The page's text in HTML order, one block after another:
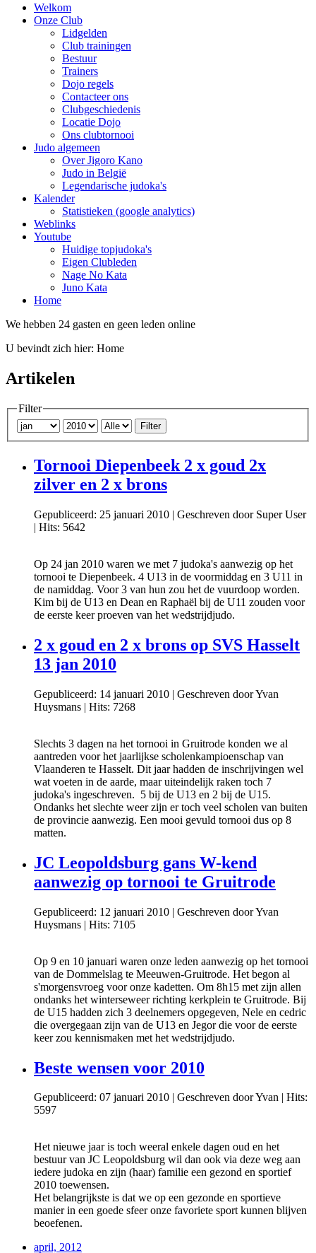
Welkom
Onze Club
Lidgelden
Club trainingen
Bestuur
Trainers
Dojo regels
Contacteer ons
Clubgeschiedenis
Locatie Dojo
Ons clubtornooi
Judo algemeen
Over Jigoro Kano
Judo in België
Legendarische judoka's
Kalender
Statistieken (google analytics)
Weblinks
Youtube
Huidige topjudoka's
Eigen Clubleden
Nage No Kata
Juno Kata
Home
We hebben 24 gasten en geen leden online
U bevindt zich hier: Home
Artikelen
Filter
Filter
Tornooi Diepenbeek 2 x goud 2x
zilver en 2 x brons
Gepubliceerd: 25 januari 2010 | Geschreven door Super User
| Hits: 5642
Op 24 jan 2010 waren we met 7 judoka's aanwezig op het
tornooi te Diepenbeek. 4 U13 in de voormiddag en 3 U11 in
de namiddag. Voor 3 van hun zou het de vuurdoop worden.
Kim bij de U13 en Dean en Raphaël bij de U11 zouden voor
de eerste keer proeven van het wedstrijdjudo.
2 x goud en 2 x brons op SVS Hasselt
13 jan 2010
Gepubliceerd: 14 januari 2010 | Geschreven door Yvan
Huysmans | Hits: 7268
Slechts 3 dagen na het tornooi in Gruitrode konden we al
aantreden voor het jaarlijkse scholenkampioenschap van
Vlaanderen te Hasselt. Dit jaar hadden de inschrijvingen wel
wat voeten in de aarde, maar uiteindelijk raken toch 7
judoka's ingeschreven. 5 bij de U13 en 2 bij de U15.
Ondanks het slechte weer zijn er toch veel scholen van buiten
de provincie aanwezig. Een mooi gevuld tornooi dus op 8
matten.
JC Leopoldsburg gans W-kend
aanwezig op tornooi te Gruitrode
Gepubliceerd: 12 januari 2010 | Geschreven door Yvan
Huysmans | Hits: 7105
Op 9 en 10 januari waren onze leden aanwezig op het tornooi
van de Dommelslag te Meeuwen-Gruitrode. Het begon al
s'morgensvroeg voor onze kadetten. Om 8h15 met zijn allen
ondanks het winterseweer richting kerkplein te Gruitrode. Bij
de U15 hadden zich 3 deelnemers opgegeven, Nele en cedric
die overgegaan zijn van de U13 en Jegor die voor de eerste
keer zou kennismaken met het wedstrijdjudo.
Beste wensen voor 2010
Gepubliceerd: 07 januari 2010 | Geschreven door Yvan | Hits:
5597
Het nieuwe jaar is toch weeral enkele dagen oud en het
bestuur van JC Leopoldsburg wil dan ook via deze weg aan
iedere judoka en zijn (haar) familie een gezond en sportief
2010 toewensen.
Het belangrijkste is dat we op een gezonde en sportieve
manier in een goede sfeer onze favoriete sport kunnen blijven
beoefenen.
april, 2012